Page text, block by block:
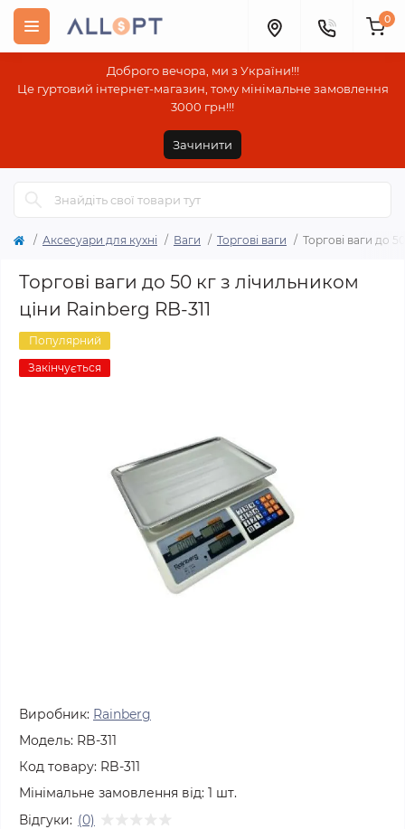
Доброго вечора, ми з України!!!
Це гуртовий інтернет-магазин, тому мінімальне замовлення
3000 грн!!!
Зачинити
0
Аксесуари для кухні Ваги Торгові ваги Торгові ваги до
Торгові ваги до 50 кг з лічильником
ціни Rainberg RB-311
Популярний
Закінчується
Виробник: Rainberg
Модель: RB-311
Код товару: RB-311
Мінімальне замовлення від: 1 шт.
Відгуки: (0)